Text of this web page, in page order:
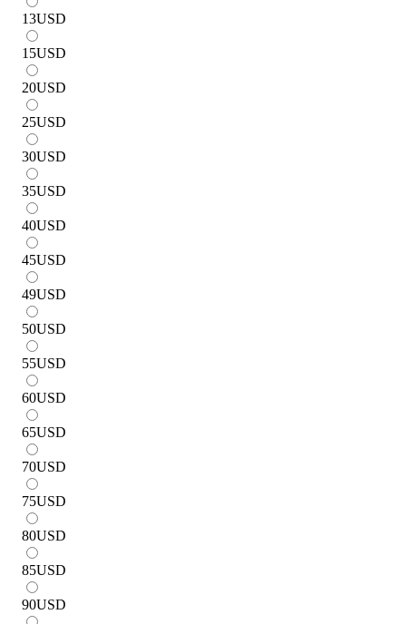
13USD
15USD
20USD
25USD
30USD
35USD
40USD
45USD
49USD
50USD
55USD
60USD
65USD
70USD
75USD
80USD
85USD
90USD